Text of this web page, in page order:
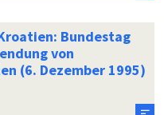
Bundestag
von
(6. Dezember 1995)